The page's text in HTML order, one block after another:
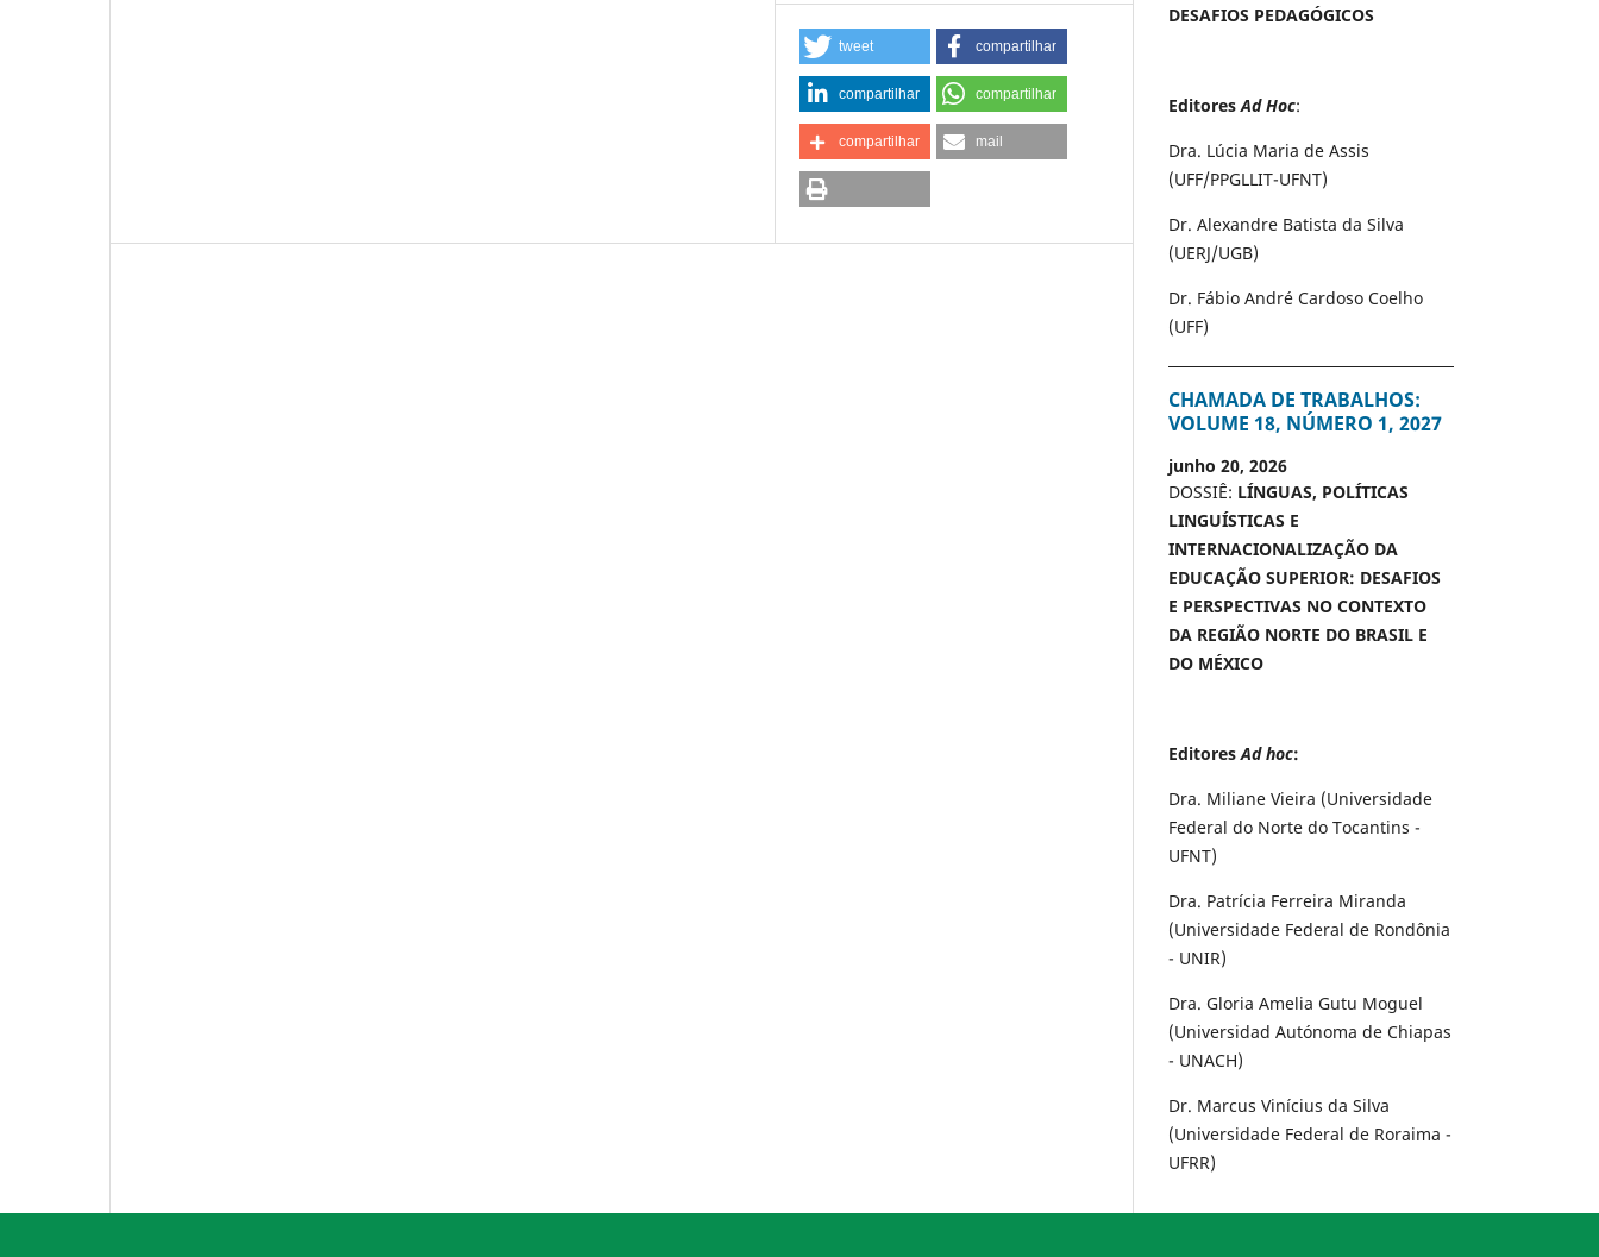
tweet compartilhar
compartilhar compartilhar
compartilhar mail
DESAFIOS PEDAGÓGICOS
EditoresAd Hoc:
Dra. Lúcia Maria de Assis
(UFF/PPGLLIT-UFNT)
Dr. Alexandre Batista da Silva
(UERJ/UGB)
Dr. Fábio André Cardoso Coelho
(UFF)
CHAMADA DE TRABALHOS:
VOLUME 18, NÚMERO 1, 2027
junho 20, 2026
DOSSIÊ: LÍNGUAS, POLÍTICAS
LINGUÍSTICAS E
INTERNACIONALIZAÇÃO DA
EDUCAÇÃO SUPERIOR: DESAFIOS
E PERSPECTIVAS NO CONTEXTO
DA REGIÃO NORTE DO BRASIL E
DO MÉXICO
EditoresAd hoc:
Dra. Miliane Vieira (Universidade
Federal do Norte do Tocantins -
UFNT)
Dra. Patrícia Ferreira Miranda
(Universidade Federal de Rondônia
- UNIR)
Dra. Gloria Amelia Gutu Moguel
(Universidad Autónoma de Chiapas
- UNACH)
Dr. Marcus Vinícius da Silva
(Universidade Federal de Roraima -
UFRR)